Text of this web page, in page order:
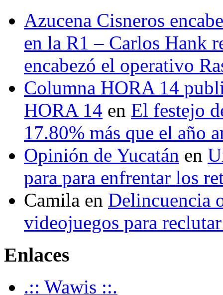
Azucena Cisneros
en la R1 – Carlos Hank
encabezó el operativo
Columna HORA 14
HORA 14 en El festejo
17.80% más que el año
Opinión de Yucatán en
para para enfrentar los
Camila en Delincuencia
videojuegos para
Enlaces
.:: Wawis ::.